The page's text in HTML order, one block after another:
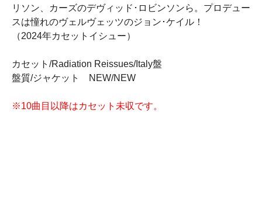
リソン、カーズのデヴィッド･ロビンソンら。プロデュー
スは憧れのヴェルヴェッツのジョン･ケイル！
（2024年カセットイシュー）
カセット/Radiation Reissues/Italy盤
盤質/ジャケット NEW/NEW
※10曲目以降はカセット未収です。